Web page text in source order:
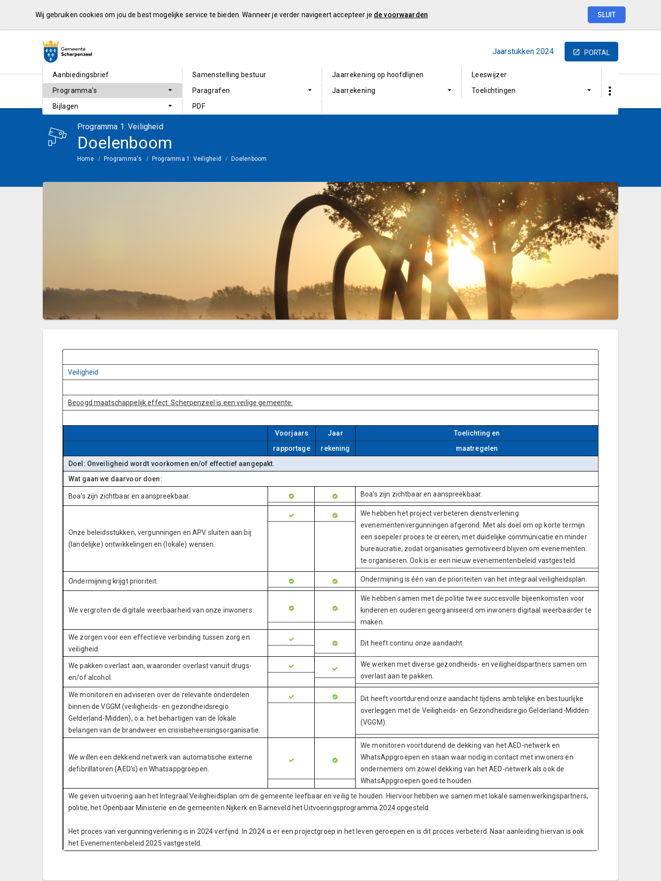
Wij gebruiken cookies om jou de best mogelijke service te bieden. Wanneer je verder navigeert accepteer je de voorwaarden SLUIT
Jaarstukken 2024 PORTAL
Aanbiedingsbrief Samenstelling bestuur Jaarrekening op hoofdlijnen
Leeswijzer
Programma's
Paragrafen Jaarrekening
Toelichtingen
Bijlagen
PDF
Programma 1: Veiligheid
Doelenboom
Home Programma's Programma 1: Veiligheid Doelenboom
Veiligheid
Beoogd maatschappelijk effect: Scherpenzeel is een veilige gemeente.
Voorjaars
Jaar
Toelichting en
rapportage
rekening
maatregelen
Doel: Onveiligheid wordt voorkomen en/of effectief aangepakt.
Wat gaan we daarvoor doen:
Boa's zijn zichtbaar en aanspreekbaar. Boa's zijn zichtbaar en aanspreekbaar.
Onze beleidsstukken, vergunningen en APV sluiten aan bij
(landelijke) ontwikkelingen en (lokale) wensen.
We hebben het project verbeteren dienstverlening
evenementenvergunningen afgerond. Met als doel om op korte termijn
een soepeler proces te creëren, met duidelijke communicatie en minder
bureaucratie, zodat organisaties gemotiveerd blijven om evenementen
te organiseren. Ook is er een nieuw evenementenbeleid vastgesteld.
Ondermijning krijgt prioriteit. Ondermijning is één van de prioriteiten van het integraal veiligheidsplan.
We vergroten de digitale weerbaarheid van onze inwoners.
We hebben samen met de politie twee succesvolle bijeenkomsten voor
kinderen en ouderen georganiseerd om inwoners digitaal weerbaarder te
maken.
We zorgen voor een effectieve verbinding tussen zorg en
veiligheid.
Dit heeft continu onze aandacht.
We pakken overlast aan, waaronder overlast vanuit drugs-
en/of alcohol.
We werken met diverse gezondheids- en veiligheidspartners samen om
overlast aan te pakken.
We monitoren en adviseren over de relevante onderdelen
binnen de VGGM (veiligheids- en gezondheidsregio
Gelderland-Midden), o.a. het behartigen van de lokale
belangen van de brandweer en crisisbeheersingsorganisatie.
Dit heeft voortdurend onze aandacht tijdens ambtelijke en bestuurlijke
overleggen met de Veiligheids- en Gezondheidsregio Gelderland-Midden
(VGGM).
We willen een dekkend netwerk van automatische externe
defibrillatoren (AED’s) en Whatsappgroepen.
We monitoren voortdurend de dekking van het AED-netwerk en
WhatsAppgroepen en staan waar nodig in contact met inwoners en
ondernemers om zowel dekking van het AED-netwerk als ook de
WhatsAppgroepen goed te houden.
We geven uitvoering aan het Integraal Veiligheidsplan om de gemeente leefbaar en veilig te houden. Hiervoor hebben we samen met lokale samenwerkingspartners,
politie, het Openbaar Ministerie en de gemeenten Nijkerk en Barneveld het Uitvoeringsprogramma 2024 opgesteld.
Het proces van vergunningverlening is in 2024 verfijnd. In 2024 is er een projectgroep in het leven geroepen en is dit proces verbeterd. Naar aanleiding hiervan is ook
het Evenementenbeleid 2025 vastgesteld.